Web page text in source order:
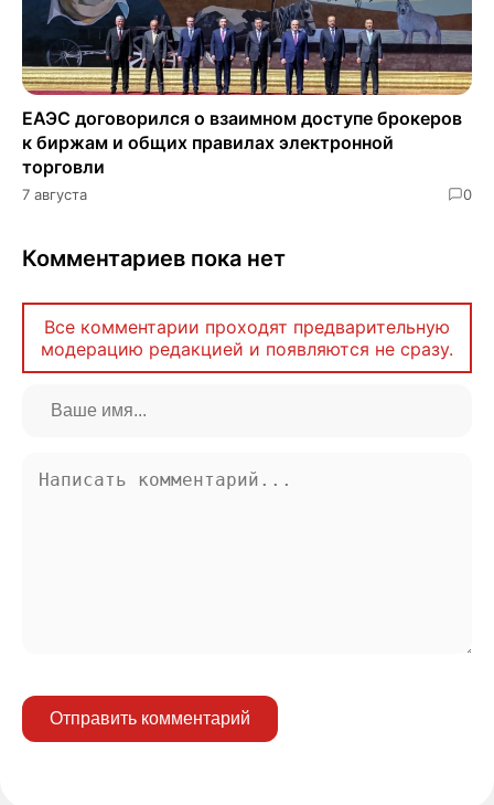
ЕАЭС договорился о взаимном доступе брокеров
к биржам и общих правилах электронной
торговли
7 августа 0
Комментариев пока нет
Все комментарии проходят предварительную
модерацию редакцией и появляются не сразу.
Отправить комментарий